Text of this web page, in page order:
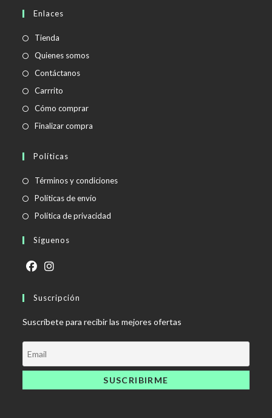
Enlaces
Tienda
Quienes somos
Contáctanos
Carrrito
Cómo comprar
Finalizar compra
Políticas
Términos y condicionesSe
Políticas de envío
abre
Política de privacidad
Síguenos
abre
una
nueva
pestaña
abre
una
nueva
pestaña
Suscripción
Suscríbete para recibir las mejores ofertas